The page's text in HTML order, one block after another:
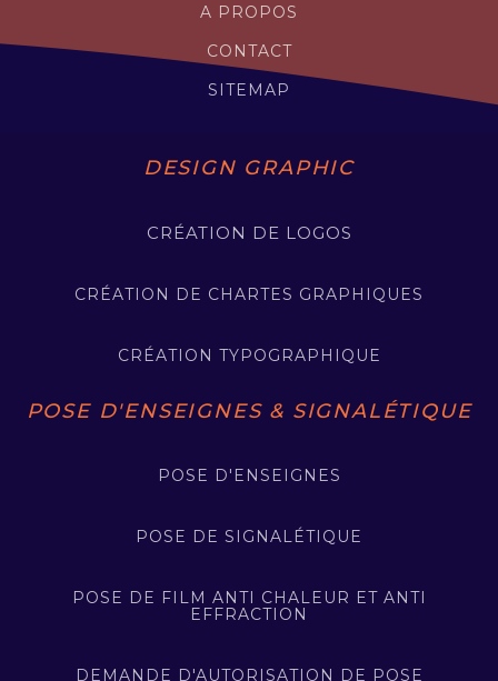
DESIGN GRAPHIC
CRÉATION DE LOGOS
CRÉATION DE CHARTES GRAPHIQUES
CRÉATION TYPOGRAPHIQUE
POSE D'ENSEIGNES & SIGNALÉTIQUE
POSE D'ENSEIGNES
POSE DE SIGNALÉTIQUE
POSE DE FILM ANTI CHALEUR ET ANTI
EFFRACTION
DEMANDE D'AUTORISATION DE POSE
A PROPOS
CONTACT
SITEMAP